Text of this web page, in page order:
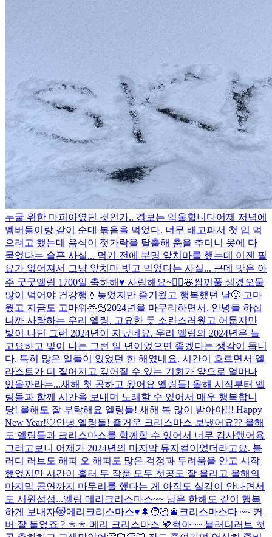
누굴 위한 마피아였던 것인가.. 경보는 억울합니다어제 저녁에
멤버들이랑 같이 순대 볶음을 먹었다. 너무 배고파서 첫 입 먹
으려고 했는데 음식이 젓가락을 탈출해 춤을 추더니 옷에 다
묻었다는 슬픈 사실... 먹기 전에 분명 앞치마를 했는데 이젠 필
요가 없어져서 그냥 앞치마 벗고 먹었다는 사실... 근데 맛은 아
주 굿굿엘링 1700일 축하해♥ 사랑해요~🙇‍♂️😺쌍꺼풀 생겼오물
많이 먹어야 건강행💧 늦었지만 즐거웠고 행복했던 날🙂 고마
웠고 지금도 고마워🫶🏻2024년을 마무리하면서. 안녕들 하십
니까 사랑하는 우리 엘링. 고요한 듯 소란스러웠고 어둡지만
빛이 나던 그런 2024년이 지났네요. 우리 엘링의 2024년은 늘
고요하고 빛이 나는 그런 일 년이었으면 좋겠다는 생각이 듭니
다. 특히 많은 일들이 있었던 한 해였네요. 시간이 흐르면서 엘
라스트가 더 짙어지고 깊어질 수 있는 기회가 앞으로 얼마나
있을까라는...새해 첫 공하고 왔어요 엘링들! 올해 시작부터 엘
링들과 함께 시간을 보내며 노래할 수 있어서 매우 행복합니
당! 올해도 잘 부탁해요 엘링들! 새해 복 많이 받아아!!! Happy
New Year!♡안녕 엘링들! 즐거운 크리스마스 보냈어요?? 올해
도 엘링들과 크리스마스를 함께할 수 있어서 너무 감사했어용
그러고보니 어제가 2024년의 마지막 뮤지컬이었더라고요. 블
러디 러브도 해피 오 해피도 많은 걱정과 두려움을 안고 시작
했었지만 시간이 흘러 두 작품 모두 첫공도 잘 올리고 올해의
마지막 공연까지 마무리를 했다는 게 아직도 실감이 안나면서
도 시원섭섭...엘링 메리크리스마스~~ 남은 한해도 같이 행복
하게 보내자😻메리크리스마스♥️🌲🧑🏻‍🎄 크리스마스다 ~~ 커
버 잘 들었죠 ? ㅎㅎ 메리 크리스마스 🤎혁아~~ 블러디러브 첫